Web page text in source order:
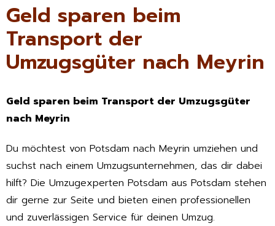
Geld sparen beim
Transport der
Umzugsgüter nach Meyrin
Geld sparen beim Transport der Umzugsgüter
nach Meyrin
Du möchtest von Potsdam nach Meyrin umziehen und
suchst nach einem Umzugsunternehmen, das dir dabei
hilft? Die Umzugexperten Potsdam aus Potsdam stehen
dir gerne zur Seite und bieten einen professionellen
und zuverlässigen Service für deinen Umzug.